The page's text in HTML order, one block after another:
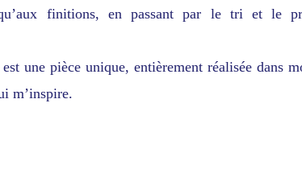
finitions, en passant par le tri et le
une pièce unique, entièrement réalisée dans
m’inspire.